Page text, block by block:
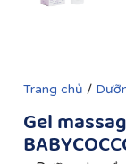
Trang chủ /
Gel